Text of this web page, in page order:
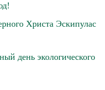
Христа Эскипулас
день экологического